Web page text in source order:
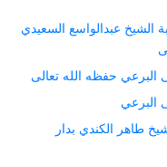
بالخيرات في 24 صفر 1448 خطبة الشيخ عبدالواسع السعيدي
البرعي حفظه الله تعالى
البرعي
محاضرة للشيخ طاهر الكندي بدار